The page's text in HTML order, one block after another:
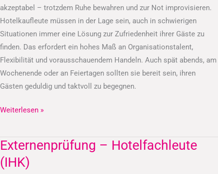
akzeptabel – trotzdem Ruhe bewahren und zur Not improvisieren.
Hotelkaufleute müssen in der Lage sein, auch in schwierigen
Situationen immer eine Lösung zur Zufriedenheit ihrer Gäste zu
finden. Das erfordert ein hohes Maß an Organisationstalent,
Flexibilität und vorausschauendem Handeln. Auch spät abends, am
Wochenende oder an Feiertagen sollten sie bereit sein, ihren
Gästen geduldig und taktvoll zu begegnen.
Weiterlesen »
Externenprüfung – Hotelfachleute
(IHK)
Externenprüfung
–
Hotelfachleute